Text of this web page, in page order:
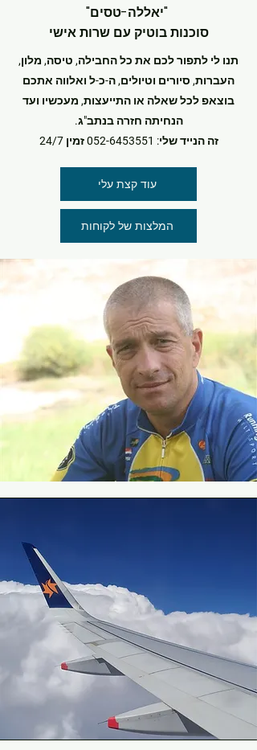
"יאללה-טסים"
סוכנות בוטיק עם שרות אישי
תנו לי לתפור לכם את כל החבילה, טיסה, מלון,
העברות, סיורים וטיולים, ה-כ-ל ואלווה אתכם
בוצאפ לכל שאלה או התייעצות, מעכשיו ועד
הנחיתה חזרה בנתב"ג.
זה הנייד שלי: 052-6453551זמין 24/7
עוד קצת עלי
המלצות של לקוחות